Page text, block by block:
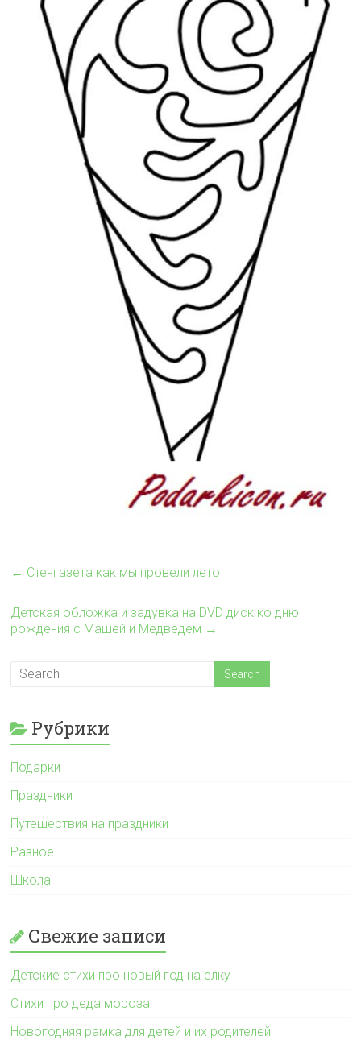
← Стенгазета как мы провели лето
Детская обложка и задувка на DVD диск ко дню
рождения с Машей и Медведем →
Рубрики
Подарки
Праздники
Путешествия на праздники
Разное
Школа
Свежие записи
Детские стихи про новый год на елку
Стихи про деда мороза
Новогодняя рамка для детей и их родителей